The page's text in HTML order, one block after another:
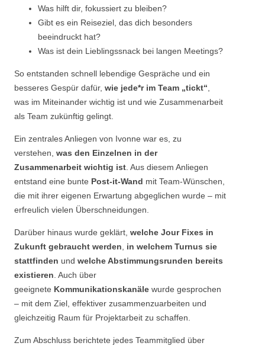
Was hilft dir, fokussiert zu bleiben?
Gibt es ein Reiseziel, das dich besonders
beeindruckt hat?
Was ist dein Lieblingssnack bei langen Meetings?
So entstanden schnell lebendige Gespräche und ein
besseres Gespür dafür,wie jede*r im Team „tickt“
was im Miteinander wichtig ist und wie Zusammenarbeit
als Team zukünftig gelingt.
Ein zentrales Anliegen von Ivonne war es, zu
verstehen,was den Einzelnen in der
Zusammenarbeit wichtig ist . Aus diesem Anliegen
entstand eine bunte Post-it-Wand mit Team-Wünschen,
die mit ihrer eigenen Erwartung abgeglichen wurde – mit
erfreulich vielen Überschneidungen.
Darüber hinaus wurde geklärt,welche Jour Fixes in
Zukunft gebraucht werden
in welchem Turnus sie
stattfinden undwelche Abstimmungsrunden bereits
existieren . Auch über
geeignete Kommunikationskanäle wurde gesprochen
– mit dem Ziel, effektiver zusammenzuarbeiten und
gleichzeitig Raum für Projektarbeit zu schaffen.
Zum Abschluss berichtete jedes Teammitglied über